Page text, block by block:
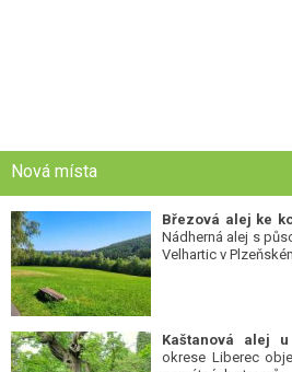
Nová místa
Nádherná alej s
Velhartic v
Kaštanová alej
okrese Liberec